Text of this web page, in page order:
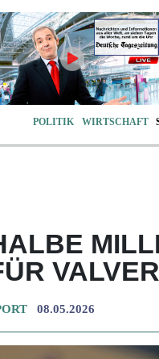
POLITIK WIRTSCHAFT
08.05.2026